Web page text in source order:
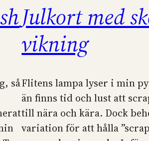
så
Julkort med
vikning
Flitens lampa lyser i min
än finns tid och lust att
till nära och kära. Dock
variation för att hålla